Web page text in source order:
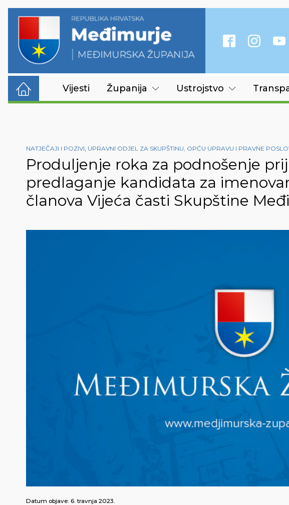
Vijesti Županija Ustrojstvo
NATJEČAJI I POZIVI, UPRAVNI ODJEL ZA SKUPŠTINU, OPĆU UPRAVU I PRAVNE
Produljenje roka za podnošenje
predlaganje kandidata za
članova Vijeća časti Skupštine
Datum objave: 6. travnja 2023.